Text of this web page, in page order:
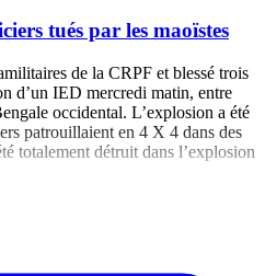
tués par les maoïstes
de la CRPF et blessé trois
d’un IED mercredi matin, entre
occidental. L’explosion a été
patrouillaient en 4 X 4 dans des
totalement détruit dans l’explosion